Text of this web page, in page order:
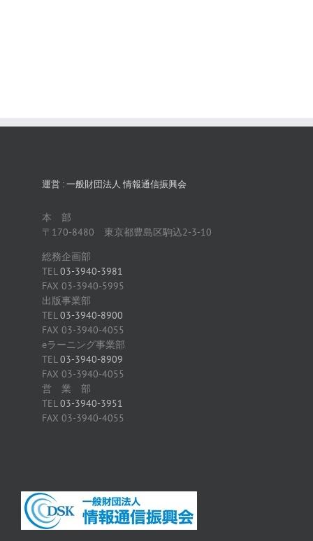
運営 : 一般財団法人 情報通信振興会
本 部
〒170-8480 東京都豊島区駒込2-3-10
総務企画部
TEL03-3940-3981
FAX 03-3940-5995
出版事業部
TEL03-3940-8900
FAX 03-3940-4055
eラーニング事業部
TEL03-3940-8909
FAX 03-3940-4055
営 業 部
TEL03-3940-3951
FAX 03-3940-4055